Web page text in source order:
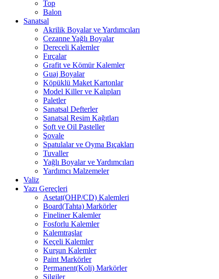
Top
Balon
Sanatsal
Akrilik Boyalar ve Yardımcıları
Cezanne Yağlı Boyalar
Dereceli Kalemler
Fırçalar
Grafit ve Kömür Kalemler
Guaj Boyalar
Köpüklü Maket Kartonlar
Model Killer ve Kalıpları
Paletler
Sanatsal Defterler
Sanatsal Resim Kağıtları
Soft ve Oil Pasteller
Şovale
Spatulalar ve Oyma Bıçakları
Tuvaller
Yağlı Boyalar ve Yardımcıları
Yardımcı Malzemeler
Valiz
Yazı Gereçleri
Asetat(OHP/CD) Kalemleri
Board(Tahta) Markörler
Fineliner Kalemler
Fosforlu Kalemler
Kalemtraşlar
Keçeli Kalemler
Kurşun Kalemler
Paint Markörler
Permanent(Koli) Markörler
Silgiler